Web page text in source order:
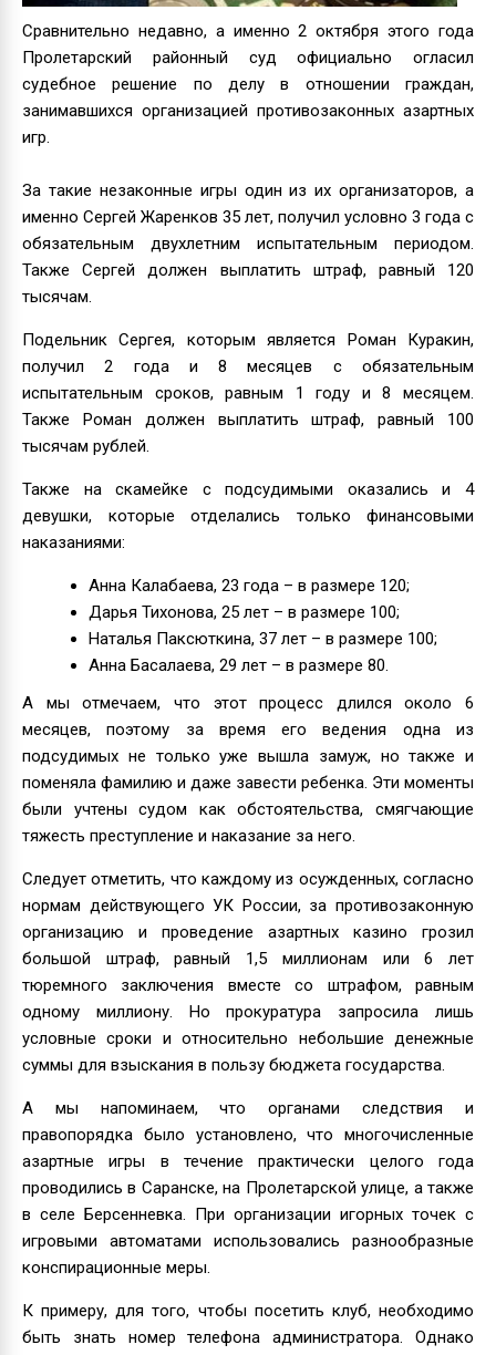
Сравнительно недавно, а именно 2 октября этого года
Пролетарский районный суд официально огласил
судебное решение по делу в отношении граждан,
занимавшихся организацией противозаконных азартных
игр.
За такие незаконные игры один из их организаторов, а
именно Сергей Жаренков 35 лет, получил условно 3 года с
обязательным двухлетним испытательным периодом.
Также Сергей должен выплатить штраф, равный 120
тысячам.
Подельник Сергея, которым является Роман Куракин,
получил 2 года и 8 месяцев с обязательным
испытательным сроков, равным 1 году и 8 месяцем.
Также Роман должен выплатить штраф, равный 100
тысячам рублей.
Также на скамейке с подсудимыми оказались и 4
девушки, которые отделались только финансовыми
наказаниями:
Анна Калабаева, 23 года – в размере 120;
Дарья Тихонова, 25 лет – в размере 100;
Наталья Паксюткина, 37 лет – в размере 100;
Анна Басалаева, 29 лет – в размере 80.
А мы отмечаем, что этот процесс длился около 6
месяцев, поэтому за время его ведения одна из
подсудимых не только уже вышла замуж, но также и
поменяла фамилию и даже завести ребенка. Эти моменты
были учтены судом как обстоятельства, смягчающие
тяжесть преступление и наказание за него.
Следует отметить, что каждому из осужденных, согласно
нормам действующего УК России, за противозаконную
организацию и проведение азартных казино грозил
большой штраф, равный 1,5 миллионам или 6 лет
тюремного заключения вместе со штрафом, равным
одному миллиону. Но прокуратура запросила лишь
условные сроки и относительно небольшие денежные
суммы для взыскания в пользу бюджета государства.
А мы напоминаем, что органами следствия и
правопорядка было установлено, что многочисленные
азартные игры в течение практически целого года
проводились в Саранске, на Пролетарской улице, а также
в селе Берсенневка. При организации игорных точек с
игровыми автоматами использовались разнообразные
конспирационные меры.
К примеру, для того, чтобы посетить клуб, необходимо
быть знать номер телефона администратора. Однако